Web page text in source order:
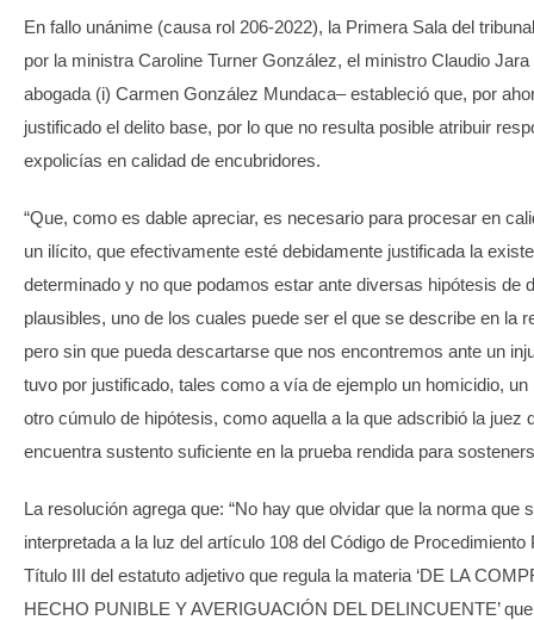
En fallo unánime (causa rol 206-2022), la Primera Sala del
por la ministra Caroline Turner González, el ministro Claudio
abogada (i) Carmen González Mundaca– estableció que, por
justificado el delito base, por lo que no resulta posible atribuir
expolicías en calidad de encubridores.
“Que, como es dable apreciar, es necesario para procesar en
un ilícito, que efectivamente esté debidamente justificada la
determinado y no que podamos estar ante diversas hipótesis de
plausibles, uno de los cuales puede ser el que se describe en la
pero sin que pueda descartarse que nos encontremos ante un
tuvo por justificado, tales como a vía de ejemplo un homicidio,
otro cúmulo de hipótesis, como aquella a la que adscribió la juez
encuentra sustento suficiente en la prueba rendida para
La resolución agrega que: “No hay que olvidar que la norma que
interpretada a la luz del artículo 108 del Código de Procedimiento
Título III del estatuto adjetivo que regula la materia ‘DE LA
HECHO PUNIBLE Y AVERIGUACIÓN DEL DELINCUENTE’